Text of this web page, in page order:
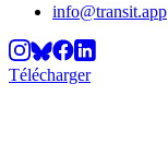
info@transit.app
Télécharger